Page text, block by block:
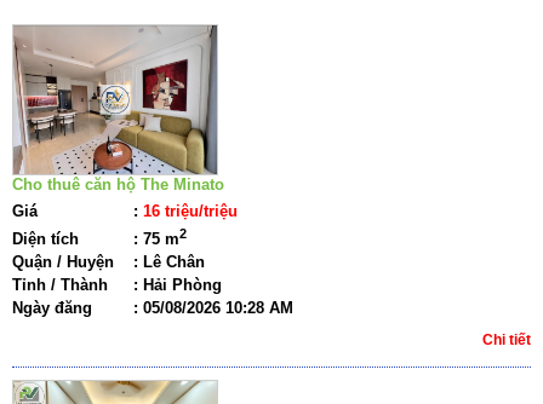
Cho thuê căn hộ The Minato
Giá
: 16 triệu/triệu
Diện tích
: 75 m2
Quận / Huyện : Lê Chân
Tỉnh / Thành
: Hải Phòng
Ngày đăng
: 05/08/2026 10:28 AM
Chi tiết